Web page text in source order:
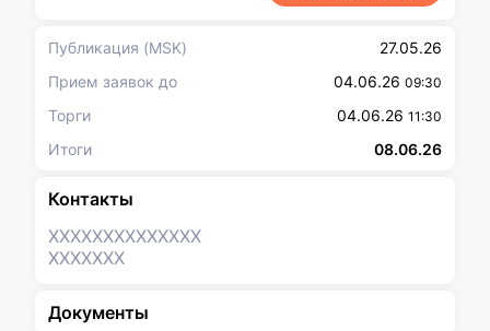
Публикация (MSK)
27.05.26
Прием заявок до
04.06.26 09:30
Торги 04.06.26 11:30
Итоги 08.06.26
Контакты
XXXXXXXXXXXXXX
XXXXXXX
Документы